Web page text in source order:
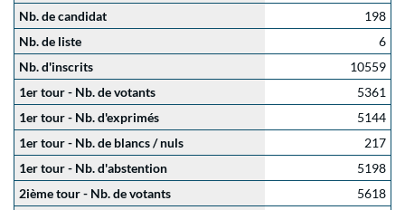
Nb. de candidat
198
Nb. de liste
6
Nb. d'inscrits
10559
1er tour - Nb. de votants
5361
1er tour - Nb. d'exprimés
5144
1er tour - Nb. de blancs / nuls
217
1er tour - Nb. d'abstention
5198
2ième tour - Nb. de votants
5618